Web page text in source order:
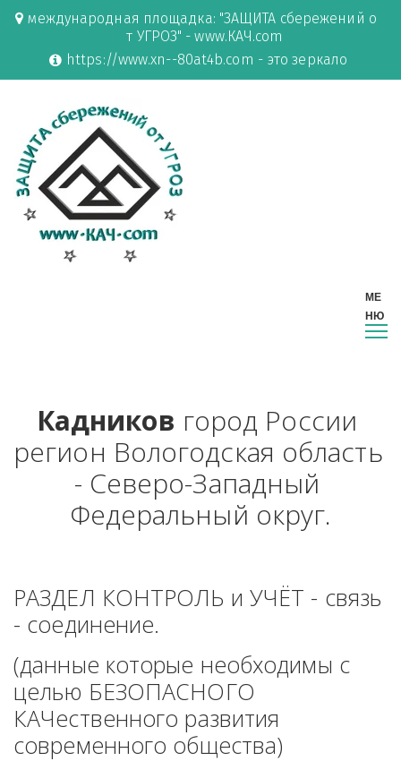
международная площадка: "ЗАЩИТА сбережений о
т УГРОЗ" - www.КАЧ.com
https://www.xn--80at4b.com - это зеркало
Кадников город России
регион Вологодская область
- Северо-Западный
Федеральный округ.
РАЗДЕЛ КОНТРОЛЬ и УЧЁТ - связь
- соединение.
(данные которые необходимы с
целью БЕЗОПАСНОГО
КАЧественного развития
современного общества)